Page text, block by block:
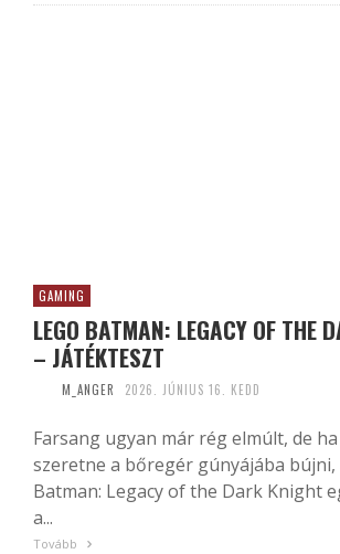
GAMING
LEGO BATMAN: LEGACY OF THE
– JÁTÉKTESZT
M_ANGER 2026. JÚNIUS 16. KEDD
Farsang ugyan már rég elmúlt, de
szeretne a bőregér gúnyájába bújni,
Batman: Legacy of the Dark Knight
a...
Tovább